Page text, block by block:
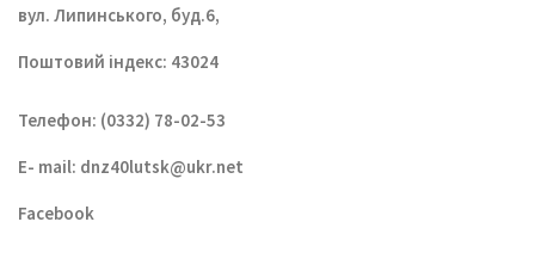
вул. Липинського, буд.6,
Поштовий індекс: 43024
Телефон: (0332) 78-02-53
E- mail: dnz40lutsk@ukr.net
Facebook